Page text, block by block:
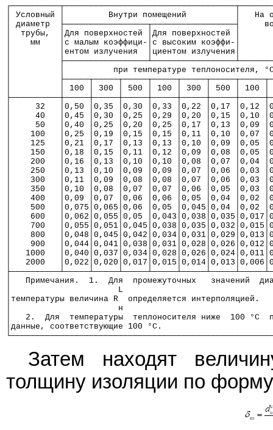
│ Условный │         Внутри помещений          │   На
│ диаметр  ├─────────────────┬─────────────────┤
│  трубы,  │Для поверхностей │Для поверхностей
│    мм    │с малым коэффици-│с высоким коэффи-│
│          │ентом излучения  │циентом излучения│
│
│          │          при температуре
│
│          │ 100 │ 300 │ 500 │ 100 │ 300 │ 500 │ 100 │
│     32   │0,50 │0,35 │0,30 │0,33 │0,22 │0,17 │0,12
│     40   │0,45 │0,30 │0,25 │0,29 │0,20 │0,15 │0,10
│     50   │0,40 │0,25 │0,20 │0,25 │0,17 │0,13 │0,09
│    100   │0,25 │0,19 │0,15 │0,15 │0,11 │0,10 │0,07
│    125   │0,21 │0,17 │0,13 │0,13 │0,10 │0,09 │0,05
│    150   │0,18 │0,15 │0,11 │0,12 │0,09 │0,08 │0,05
│    200   │0,16 │0,13 │0,10 │0,10 │0,08 │0,07 │0,04
│    250   │0,13 │0,10 │0,09 │0,09 │0,07 │0,06 │0,03
│    300   │0,11 │0,09 │0,08 │0,08 │0,07 │0,06 │0,03
│    350   │0,10 │0,08 │0,07 │0,07 │0,06 │0,05 │0,03
│    400   │0,09 │0,07 │0,06 │0,06 │0,05 │0,04 │0,02
│    500   │0,075│0,065│0,06 │0,05 │0,045│0,04 │0,02
│    600   │0,062│0,055│0,05
│    700
│    800
│    900
│   1000
│   2000
│   Примечания.  1.  Для  промежуточных   значений
│                      L
│температуры величина R  определяется
│                      н
│   2.  Для  температуры  теплоносителя ниже  100 °С
│данные, соответствующие 100 °С.
Затем находят
толщину изоляции по